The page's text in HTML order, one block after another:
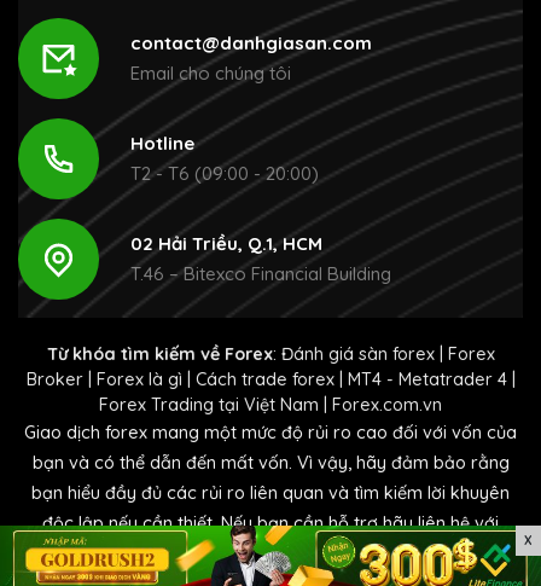
contact@danhgiasan.com
Email cho chúng tôi
Hotline
T2 - T6 (09:00 - 20:00)
02 Hải Triều, Q.1, HCM
T.46 – Bitexco Financial Building
Từ khóa tìm kiếm về Forex: Đánh giá sàn forex| Forex
Broker| Forex là gì Cách trade forex| MT4 - Metatrader 4|
Forex Trading tại Việt Nam
Forex.com.vn
Giao dịch forex mang một mức độ rủi ro cao đối với vốn của
bạn và có thể dẫn đến mất vốn. Vì vậy, hãy đảm bảo rằng
bạn hiểu đầy đủ các rủi ro liên quan và tìm kiếm lời khuyên
độc lập nếu cần thiết. Nếu bạn cần hỗ trợ hãy liên hệ với
chúng tôi tạicontact@danhgiasan.com.
X